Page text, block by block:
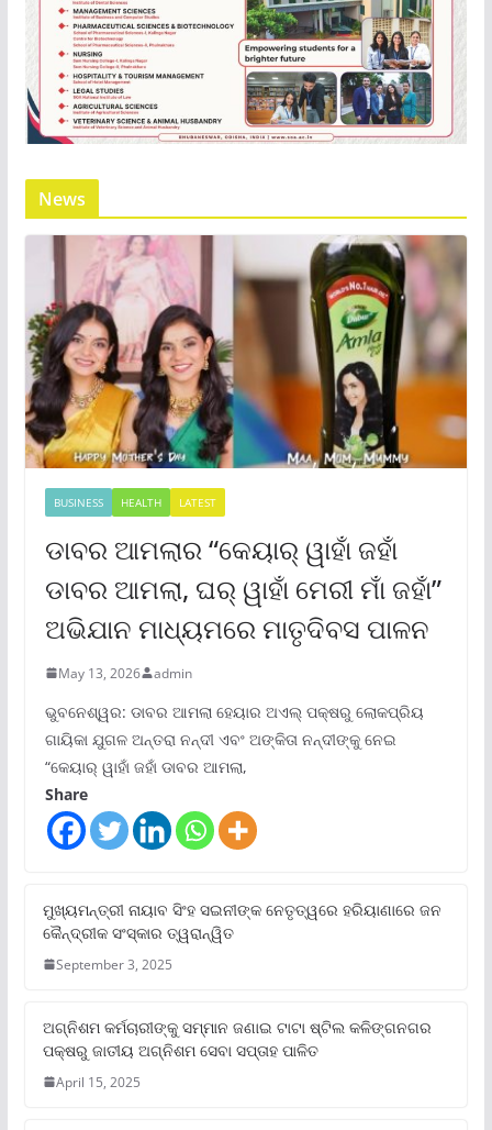
News
BUSINESS HEALTH LATEST
ଡାବର ଆମଲାର “କେୟାର୍ ୱାହାଁ ଜହାଁ
ଡାବର ଆମଲା, ଘର୍ ୱାହାଁ ମେରୀ ମାଁ ଜହାଁ”
ଅଭିଯାନ ମାଧ୍ୟମରେ ମାତୃଦିବସ ପାଳନ
May 13, 2026 admin
ଭୁବନେଶ୍ୱର: ଡାବର ଆମଲା ହେୟାର ଅଏଲ୍ ପକ୍ଷରୁ ଲୋକପ୍ରିୟ
ଗାୟିକା ଯୁଗଳ ଅନ୍ତରା ନନ୍ଦୀ ଏବଂ ଅଙ୍କିତା ନନ୍ଦୀଙ୍କୁ ନେଇ
“କେୟାର୍ ୱାହାଁ ଜହାଁ ଡାବର ଆମଲା,
Share
ମୁଖ୍ୟମନ୍ତ୍ରୀ ନାୟାବ ସିଂହ ସଇନୀଙ୍କ ନେତୃତ୍ୱରେ ହରିୟାଣାରେ ଜନ
କୈନ୍ଦ୍ରୀକ ସଂସ୍କାର ତ୍ୱରାନ୍ୱିତ
September 3, 2025
ଅଗ୍ନିଶମ କର୍ମଚାରୀଙ୍କୁ ସମ୍ମାନ ଜଣାଇ ଟାଟା ଷ୍ଟିଲ କଳିଙ୍ଗନଗର
ପକ୍ଷରୁ ଜାତୀୟ ଅଗ୍ନିଶମ ସେବା ସପ୍ତାହ ପାଳିତ
April 15, 2025